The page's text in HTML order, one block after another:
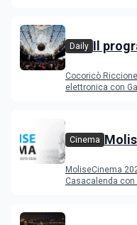
Daily Il
Cocoricò
elettronica con
Cinema
MoliseCinema
Casacalenda con